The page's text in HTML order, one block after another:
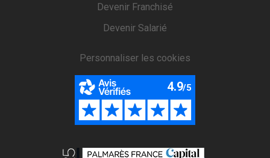
Devenir Franchisé
Devenir Salarié
Personnaliser les cookies